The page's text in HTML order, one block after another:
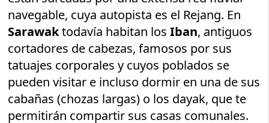
navegable, cuya autopista es el Rejang. En
Sarawaktodavía habitan losIban, antiguos
cortadores de cabezas, famosos por sus
tatuajes corporales y cuyos poblados se
pueden visitar e incluso dormir en una de sus
cabañas (chozas largas) o los dayak, que te
permitirán compartir sus casas comunales.